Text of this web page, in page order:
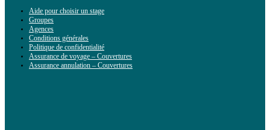
Aide pour choisir un stage
Groupes
Agences
Conditions générales
Politique de confidentialité
Assurance de voyage – Couvertures
Assurance annulation – Couvertures